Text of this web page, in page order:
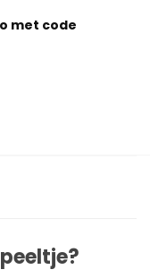
met code